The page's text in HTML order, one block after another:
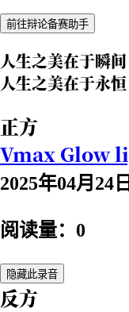
前往辩论备赛助手
人生之美在于瞬间
人生之美在于永恒
正方
Vmax Glow
2025年04月24日
阅读量：0
隐藏此录音
反方